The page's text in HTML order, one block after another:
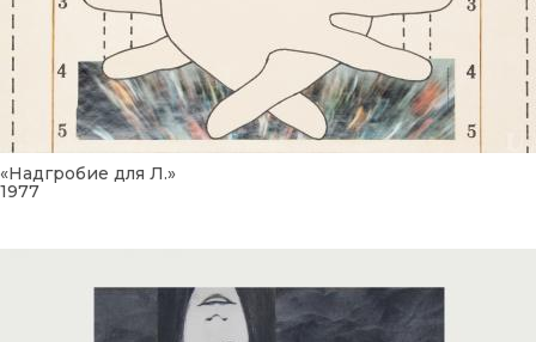
«Надгробие для Л.»
1977